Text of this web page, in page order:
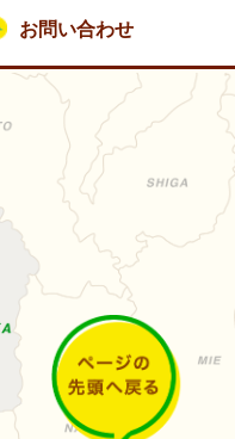
お問い合わせ